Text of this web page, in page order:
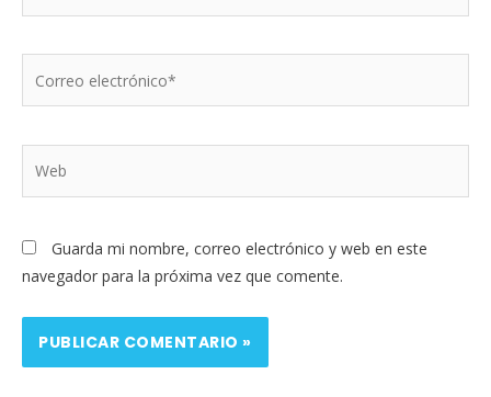
electrónico*
Guarda mi nombre, correo electrónico y web en este
navegador para la próxima vez que comente.